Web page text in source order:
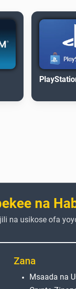
na
na usikose ofa
Zana
Msaada na